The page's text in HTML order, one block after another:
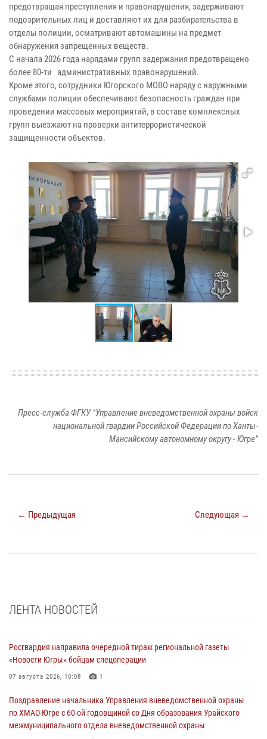
предотвращая преступления и правонарушения, задерживают
подозрительных лиц и доставляют их для разбирательства в
отделы полиции, осматривают автомашины на предмет
обнаружения запрещенных веществ.
С начала 2026 года нарядами групп задержания предотвращено
более 80-ти административных правонарушений.
Кроме этого, сотрудники Югорского МОВО наряду с наружными
службами полиции обеспечивают безопасность граждан при
проведении массовых мероприятий, в составе комплексных
групп выезжают на проверки антитеррористической
защищенности объектов.
Пресс-служба ФГКУ "Управление вневедомственной охраны войск
национальной гвардии Российской Федерации по Ханты-
Мансийскому автономному округу - Югре"
← Предыдущая Следующая →
ЛЕНТА НОВОСТЕЙ
Росгвардия направила очередной тираж региональной газеты
«Новости Югры» бойцам спецоперации
07 августа 2026, 10:08 1
Поздравление начальника Управления вневедомственной охраны
по ХМАО-Югре с 60-ой годовщиной со Дня образования Урайского
межмуниципального отдела вневедомственной охраны